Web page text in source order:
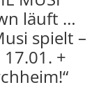
läuft …
spielt –
+
“